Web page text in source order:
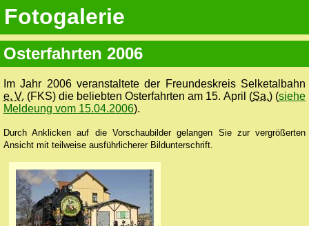
Fotogalerie
Osterfahrten 2006
Im Jahr 2006 veranstaltete der Freundeskreis Selketalbahn
e. V. (FKS) die beliebten Osterfahrten am 15. April (Sa.) (siehe
Meldeung vom 15.04.2006).
Durch Anklicken auf die Vorschaubilder gelangen Sie zur vergrößerten
Ansicht mit teilweise ausführlicherer Bildunterschrift.